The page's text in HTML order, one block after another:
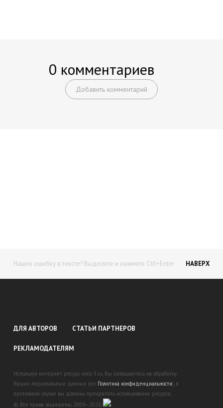
0 комментариев
Добавить комментарий
Нашли ошибку в тексте? Выделите и нажмите Ctrl+Enter НАВЕРХ
ДЛЯ АВТОРОВ СТАТЬИ ПАРТНЕРОВ
РЕКЛАМОДАТЕЛЯМ
Используя интернет ресурс web-3.ru, Вы соглашаетесь на обработку
Ваших персональных данных (см. Политика конфиденциальности), в
противном случае вы должны прекратить использование ресурса.
© Все права защищены. 2008–2026.